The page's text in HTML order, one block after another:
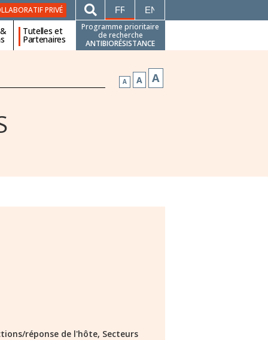
PRIVÉ FRANÇAISENGLISH
Tutelles et
Partenaires
Programme prioritaire
de recherche
ANTIBIORÉSISTANCE
A A A
réponse de l'hôte, Secteurs